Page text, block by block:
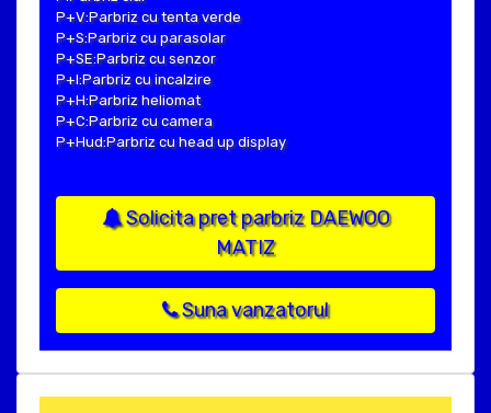
P+V:Parbriz cu tenta verde
P+S:Parbriz cu parasolar
P+SE:Parbriz cu senzor
P+I:Parbriz cu incalzire
P+H:Parbriz heliomat
P+C:Parbriz cu camera
P+Hud:Parbriz cu head up display
Solicita pret parbriz DAEWOO
MATIZ
Suna vanzatorul